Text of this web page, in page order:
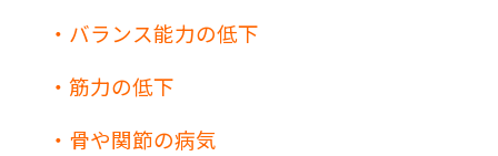
・バランス能力の低下
・筋力の低下
・骨や関節の病気